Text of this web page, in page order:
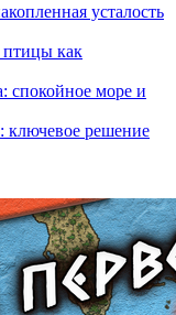
усталость
птицы как
спокойное море и
ключевое решение